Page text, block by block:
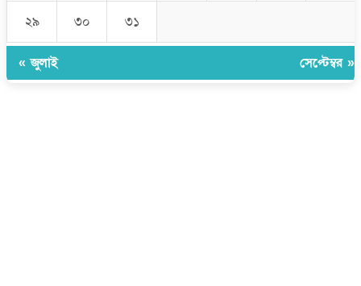
২৯ ৩০ ৩১
« জুলাই সেপ্টেম্বর »